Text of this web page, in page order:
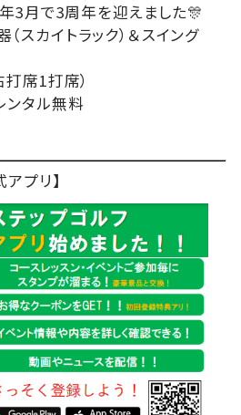
3月で3周年を迎えました🎊
スカイトラック）＆スイング
席1打席）
ンタル無料
プリ】